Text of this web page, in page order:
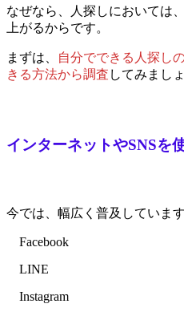
なぜなら、人探しにおいては
上がるからです。
まずは、
自分でできる人探し
きる方法から調査 してみましょ
インターネットやSNSを
今では、幅広く普及しています
Facebook
LINE
Instagram